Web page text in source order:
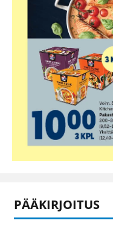
PÄÄKIRJOITUS